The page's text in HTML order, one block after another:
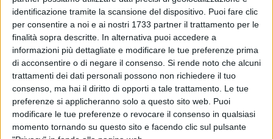
identificazione tramite la scansione del dispositivo. Puoi fare clic
per consentire a noi e ai nostri 1733 partner il trattamento per le
finalità sopra descritte. In alternativa puoi accedere a
informazioni più dettagliate e modificare le tue preferenze prima
di acconsentire o di negare il consenso. Si rende noto che alcuni
trattamenti dei dati personali possono non richiedere il tuo
consenso, ma hai il diritto di opporti a tale trattamento. Le tue
preferenze si applicheranno solo a questo sito web. Puoi
modificare le tue preferenze o revocare il consenso in qualsiasi
momento tornando su questo sito e facendo clic sul pulsante
accordo di cartello, o anche peggio...
La gara può non essere appetibile rispetto al mercato. Per
questo quando una gara va deserta ci si deve chiedere: dove
ho sbagliato?. Ci possono essere requisiti troppo stringenti o
una base d'asta sovra o sottostimata o un servizio di
fornitura non spiegato bene. E così si riscrivono i progetti.
Non a caso il presidente dell' Anac chiede che le stazioni
appaltanti siano qualificate. Il trucco dov'è?
Dopo che una gara va deserta, l'amministrazione appaltante